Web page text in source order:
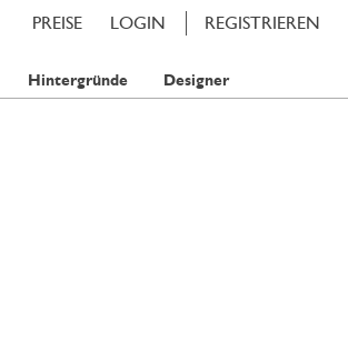
LOGIN REGISTRIEREN
PREISE
Hintergründe Designer